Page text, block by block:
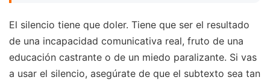
El silencio tiene que doler. Tiene que ser el resultado
de una incapacidad comunicativa real, fruto de una
educación castrante o de un miedo paralizante. Si vas
a usar el silencio, asegúrate de que el subtexto sea tan